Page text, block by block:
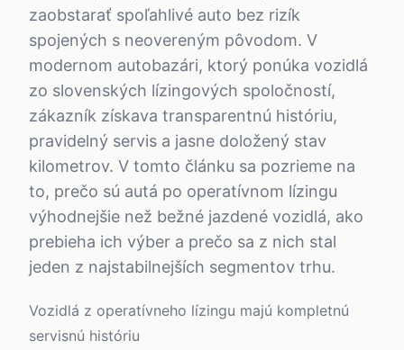
zaobstarať spoľahlivé auto bez rizík
spojených s neovereným pôvodom. V
modernom autobazári, ktorý ponúka vozidlá
zo slovenských lízingových spoločností,
zákazník získava transparentnú históriu,
pravidelný servis a jasne doložený stav
kilometrov. V tomto článku sa pozrieme na
to, prečo sú autá po operatívnom lízingu
výhodnejšie než bežné jazdené vozidlá, ako
prebieha ich výber a prečo sa z nich stal
jeden z najstabilnejších segmentov trhu.
Vozidlá z operatívneho lízingu majú kompletnú
servisnú históriu